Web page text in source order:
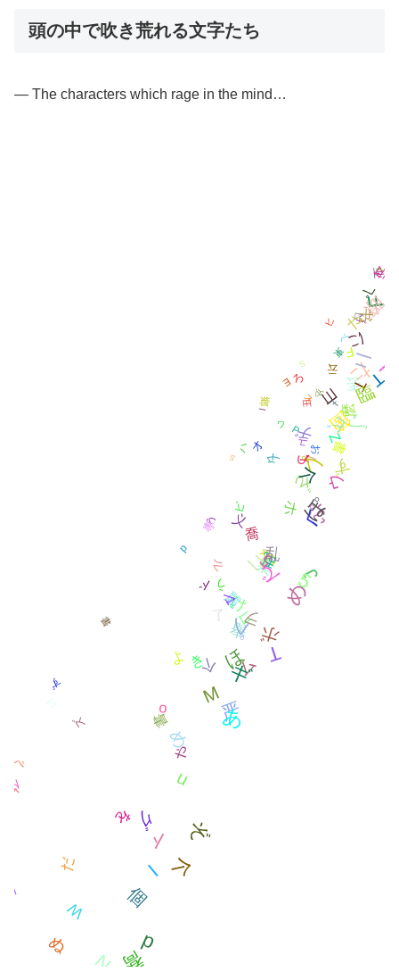
頭の中で吹き荒れる文字たち
— The characters which rage in the mind…
o
う
l
き ほ
け
严
个
M
ド
め
ム
p
舉
义
う
あ
あ
プ
喬
コ
T
タ
オ
麗
業
5
了
ピ
P
ュ
ニ
I
ボ
ト
J
ィ
っ
乱
め
ホ
5
ぉ
ぷ
ぽ
乱
ヲ
く
ル
ざ
ヒ
ぞ
マ
ろ
ハ
ぺ
ビ
ウ
專
云
東
丛
プ
ギ
F
习
个
丟
ゾ
麽
S
よ
ヨ
ヂ
た
書
ず
に
ゾ
Z
个
ベ
や
箇
ニ
F
业
メ
瞭
T
ど
T
书
し
臨
ぺ
o